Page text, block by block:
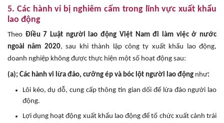
5. Các hành vi bị nghiêm cấm trong lĩnh vực xuất khẩu
lao động
Theo Điều 7 Luật người lao động Việt Nam đi làm việc ở nước
ngoài năm 2020, sau khi thành lập công ty xuất khẩu lao động,
doanh nghiệp không được thực hiện một số hoạt động sau:
(a); Các hành vi lừa đảo, cưỡng ép và bóc lột người lao động như:
Lôi kéo, dụ dỗ, cung cấp thông tin gian dối để lừa đảo người lao
động.
Lợi dụng hoạt động xuất khẩu lao động để tổ chức xuất cảnh trái